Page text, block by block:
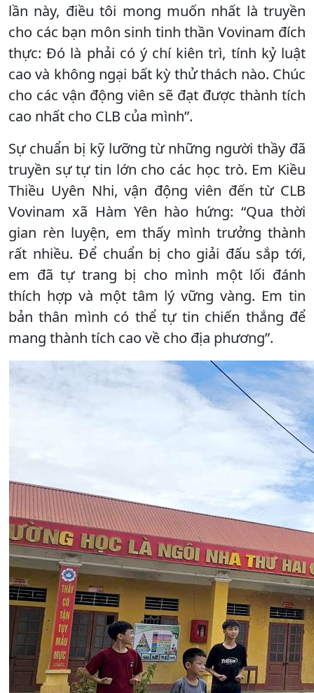
lần này, điều tôi mong muốn nhất là truyền
cho các bạn môn sinh tinh thần Vovinam đích
thực: Đó là phải có ý chí kiên trì, tính kỷ luật
cao và không ngại bất kỳ thử thách nào. Chúc
cho các vận động viên sẽ đạt được thành tích
cao nhất cho CLB của mình”.
Sự chuẩn bị kỹ lưỡng từ những người thầy đã
truyền sự tự tin lớn cho các học trò. Em Kiều
Thiều Uyên Nhi, vận động viên đến từ CLB
Vovinam xã Hàm Yên hào hứng: “Qua thời
gian rèn luyện, em thấy mình trưởng thành
rất nhiều. Để chuẩn bị cho giải đấu sắp tới,
em đã tự trang bị cho mình một lối đánh
thích hợp và một tâm lý vững vàng. Em tin
bản thân mình có thể tự tin chiến thắng để
mang thành tích cao về cho địa phương”.